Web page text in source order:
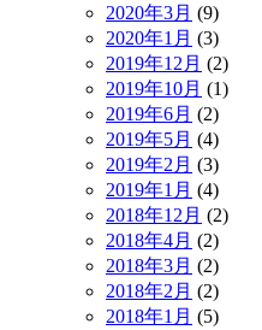
2020年3月 (9)
2020年1月 (3)
2019年12月 (2)
2019年10月 (1)
2019年6月 (2)
2019年5月 (4)
2019年2月 (3)
2019年1月 (4)
2018年12月 (2)
2018年4月 (2)
2018年3月 (2)
2018年2月 (2)
2018年1月 (5)